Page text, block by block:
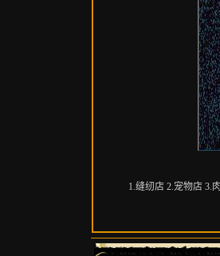
1.缝纫店 2.宠物店 3.